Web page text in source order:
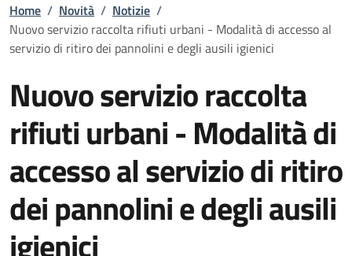
Home / Novità / Notizie /
Nuovo servizio raccolta rifiuti urbani - Modalità di accesso al
servizio di ritiro dei pannolini e degli ausili igienici
Nuovo servizio raccolta
rifiuti urbani - Modalità di
accesso al servizio di ritiro
dei pannolini e degli ausili
igienici